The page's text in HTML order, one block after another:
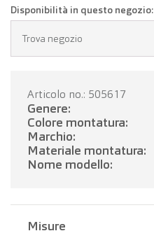
Disponibilità in questo negozio:
Trova negozio
Articolo no.: 505617
Genere:
Colore montatura:
Marchio:
Materiale montatura:
Nome modello:
Misure